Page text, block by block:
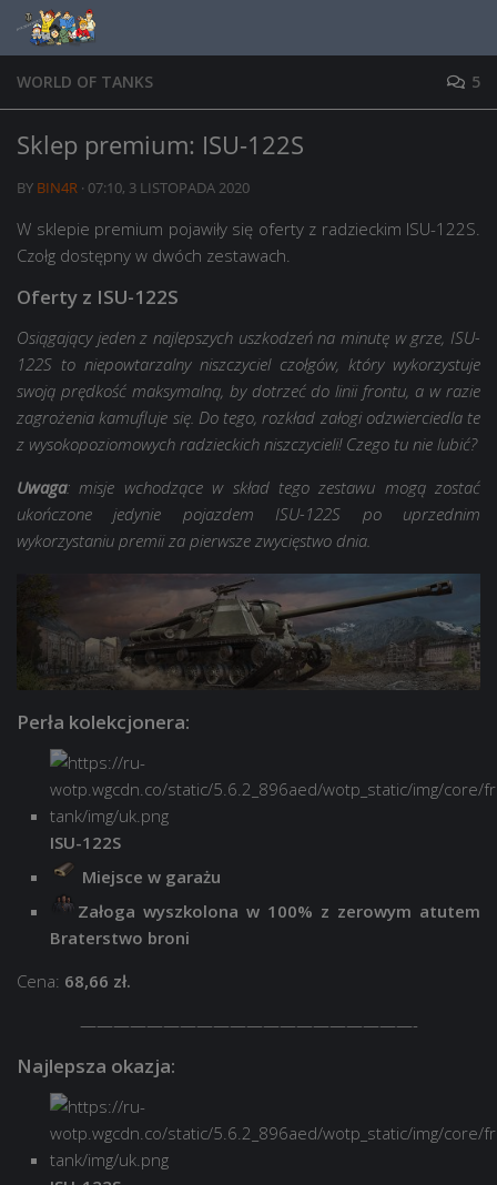
Skip to content
WORLD OF TANKS 5
Sklep premium: ISU-122S
BY BIN4R · 07:10, 3 LISTOPADA 2020
W sklepie premium pojawiły się oferty z radzieckim ISU-122S.
Czołg dostępny w dwóch zestawach.
Oferty z ISU-122S
Osiągający jeden z najlepszych uszkodzeń na minutę w grze, ISU-
122S to niepowtarzalny niszczyciel czołgów, który wykorzystuje
swoją prędkość maksymalną, by dotrzeć do linii frontu, a w razie
zagrożenia kamufluje się. Do tego, rozkład załogi odzwierciedla te
z wysokopoziomowych radzieckich niszczycieli! Czego tu nie lubić?
Uwaga: misje wchodzące w skład tego zestawu mogą zostać
ukończone jedynie pojazdem ISU-122S po uprzednim
wykorzystaniu premii za pierwsze zwycięstwo dnia.
Perła kolekcjonera:
ISU-122S
Miejsce w garażu
Załoga wyszkolona w 100% z zerowym atutem
Braterstwo broni
Cena: 68,66 zł.
————————————————————-
Najlepsza okazja: